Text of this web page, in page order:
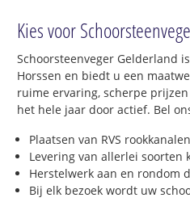
Kies voor
Schoorsteenveger Gelderland
Horssen en biedt u een
ruime ervaring, scherpe
het hele jaar door actief. Bel
Plaatsen van RVS
Levering van allerlei soorten
Herstelwerk aan en rondom
Bij elk bezoek wordt uw